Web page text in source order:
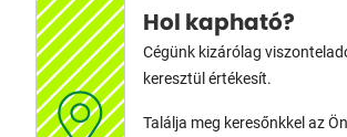
Hol kapható?
Cégünk kizárólag
keresztül értékesít.
Találja meg keresőnkkel az